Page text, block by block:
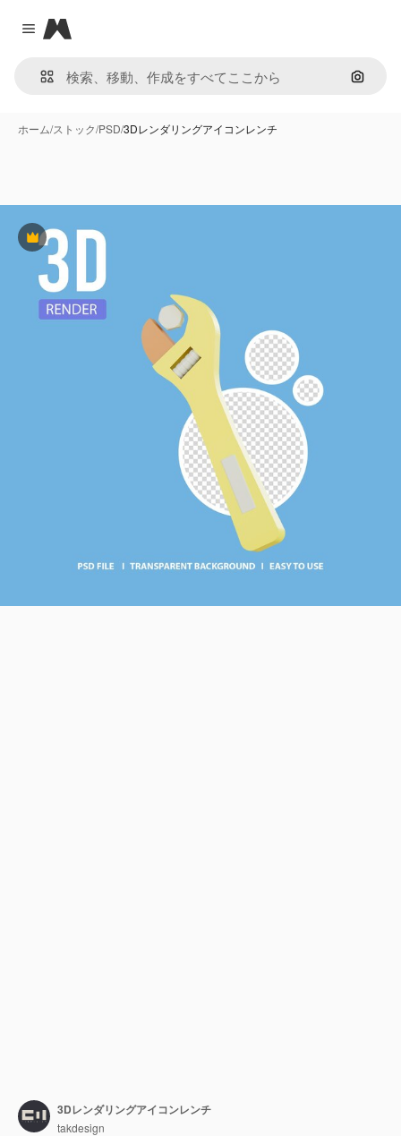
Close menu
Magnific
画像で
ホーム/ストック/PSD/3Dレンダリングアイコンレンチ
Premium
3Dレンダリングアイコンレンチ
takdesign